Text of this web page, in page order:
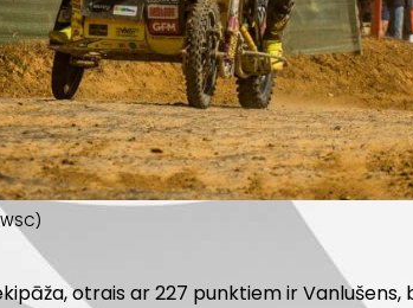
otrais ar 227 punktiem ir